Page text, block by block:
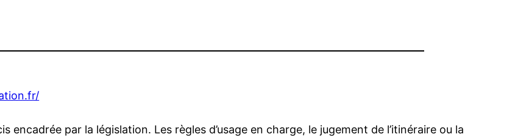
encadrée par la législation. Les règles d’usage en charge, le jugement de l’itinéraire ou la